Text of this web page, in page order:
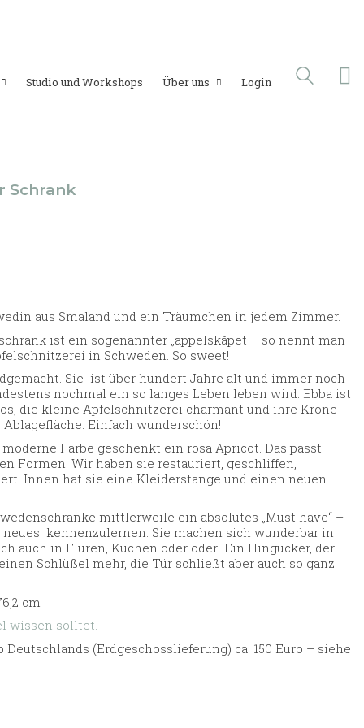
Studio und Workshops Über uns Login
Schrank
aus Smaland und ein Träumchen in jedem Zimmer.
ist ein sogenannter „äppelskåpet – so nennt man
in Schweden. So sweet!
Sie ist über hundert Jahre alt und immer noch
nochmal ein so langes Leben leben wird. Ebba ist
die kleine Apfelschnitzerei charmant und ihre Krone
Einfach wunderschön!
Farbe geschenkt ein rosa Apricot. Das passt
Formen. Wir haben sie restauriert, geschliffen,
Innen hat sie eine Kleiderstange und einen neuen
mittlerweile ein absolutes „Must have“ –
kennenzulernen. Sie machen sich wunderbar in
auch in Fluren, Küchen oder oder…Ein Hingucker, der
Schlüßel mehr, die Tür schließt aber auch so ganz
cm
wissen solltet.
(Erdgeschosslieferung) ca. 150 Euro – siehe